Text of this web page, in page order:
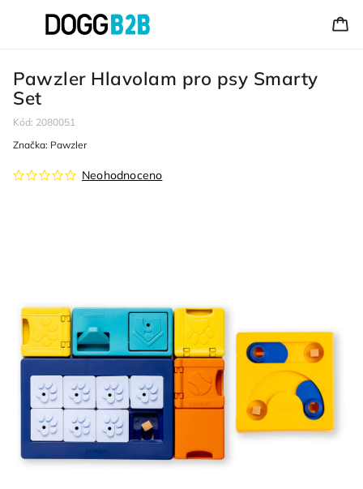
Pawzler Hlavolam pro psy Smarty
Set
Kód: 2080051
Neohodnoceno
Značka: Pawzler